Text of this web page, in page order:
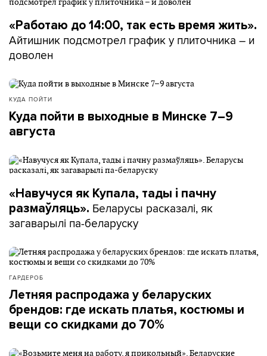
«Работаю до 14:00, так есть время жить».
Айтишник подсмотрел график у плиточника – и
доволен
КУДА ПОЙТИ
Куда пойти в выходные в Минске 7–9
августа
«Навучуся як Купала, тады і пачну
размаўляць». Беларусы расказалі, як
загаварылі па-беларуску
ГАРДЕРОБ
Летняя распродажа у беларуских
брендов: где искать платья, костюмы и
вещи со скидками до 70%